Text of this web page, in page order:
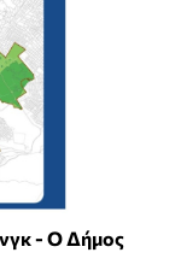
- Ο Δήμος